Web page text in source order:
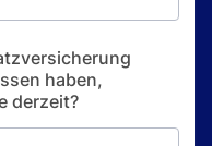
haben,
derzeit?